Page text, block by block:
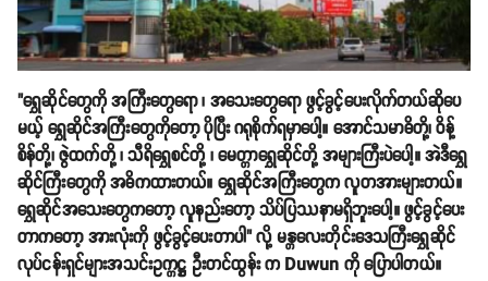
"ရွှေဆိုင်တွေကို အကြီးတွေရော ၊ အသေးတွေရော ဖွင့်ခွင့်ပေးလိုက်တယ်ဆိုပေ
မယ့် ရွှေဆိုင်အကြီးတွေကိုတော့ ပိုပြီး ဂရုစိုက်ရမှာပေါ့။ အောင်သမာဓိတို့၊ ဝိန့်
စိန်တို့၊ ဇွဲထက်တို့ ၊ သီရိရွှေစင်တို့ ၊ မေတ္တာရွှေဆိုင်တို့ အများကြီးပဲပေါ့။ အဲဒီရွှေ
ဆိုင်ကြီးတွေကို အဓိကထားတယ်။ ရွှေဆိုင်အကြီးတွေက လူတအားများတယ်။
ရွှေဆိုင်အသေးတွေကတော့ လူနည်းတော့ သိပ်ပြဿနာမရှိဘူးပေါ့။ ဖွင့်ခွင့်ပေး
တာကတော့ အားလုံးကို ဖွင့်ခွင့်ပေးတာပါ" လို့ မန္တလေးတိုင်းဒေသကြီးရွှေဆိုင်
လုပ်ငန်းရှင်များအသင်းဥက္ကဋ္ဌ ဦးတင်ထွန်း က Duwun ကို ပြောပါတယ်။